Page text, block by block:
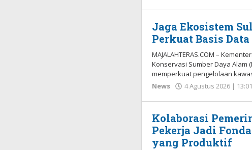
Jaga Ekosistem
Perkuat Basis
MAJALAHTERAS.COM –
Konservasi Sumber Daya Alam
memperkuat pengelolaan
News
4 Agustus 2026 |
Kolaborasi
Pekerja Jadi
yang Produktif